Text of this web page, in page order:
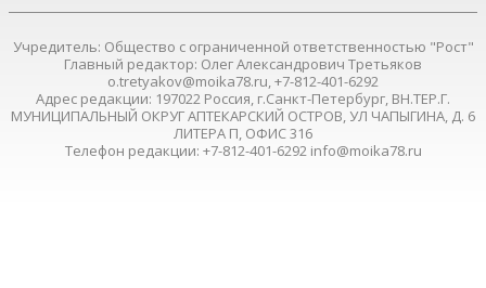
Учредитель: Общество с ограниченной ответственностью "Рост"
Главный редактор: Олег Александрович Третьяков
o.tretyakov@moika78.ru, +7-812-401-6292
Адрес редакции: 197022 Россия, г.Санкт-Петербург, ВН.ТЕР.Г.
МУНИЦИПАЛЬНЫЙ ОКРУГ АПТЕКАРСКИЙ ОСТРОВ, УЛ ЧАПЫГИНА, Д. 6
ЛИТЕРА П, ОФИС 316
Телефон редакции: +7-812-401-6292 info@moika78.ru